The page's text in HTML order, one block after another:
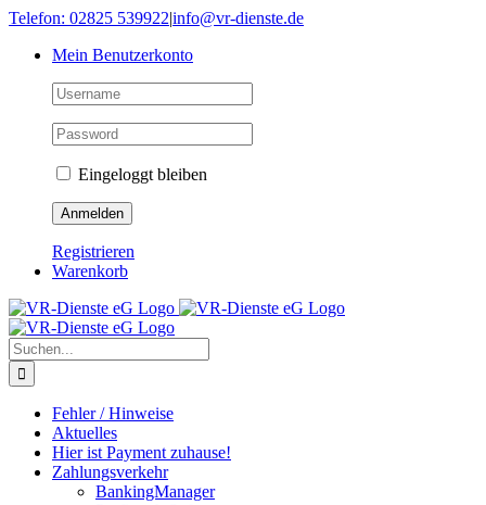
Skip
content
Telefon: 02825 539922|info@vr-dienste.de
Mein Benutzerkonto
Eingeloggt bleiben
Registrieren
Warenkorb
Suche
nach:
Fehler / Hinweise
Aktuelles
Hier ist Payment zuhause!
Zahlungsverkehr
BankingManager